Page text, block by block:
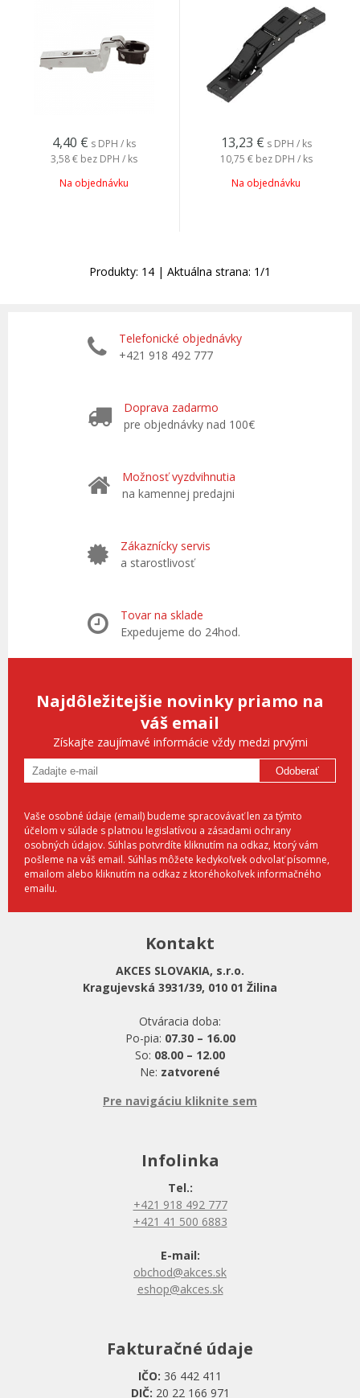
4,40 € s DPH / ks
3,58 € bez DPH / ks
Na objednávku
13,23 € s DPH / ks
10,75 € bez DPH / ks
Na objednávku
Produkty: 14 | Aktuálna strana: 1/1
Telefonické objednávky
+421 918 492 777
Doprava zadarmo
pre objednávky nad 100€
Možnosť vyzdvihnutia
na kamennej predajni
Zákaznícky servis
a starostlivosť
Tovar na sklade
Expedujeme do 24hod.
Najdôležitejšie novinky priamo na
váš email
Získajte zaujímavé informácie vždy medzi prvými
Odoberať
Vaše osobné údaje (email) budeme spracovávať len za týmto
účelom v súlade s platnou legislatívou a zásadami ochrany
osobných údajov. Súhlas potvrdíte kliknutím na odkaz, ktorý vám
pošleme na váš email. Súhlas môžete kedykoľvek odvolať písomne,
emailom alebo kliknutím na odkaz z ktoréhokoľvek informačného
emailu.
Kontakt
AKCES SLOVAKIA, s.r.o.
Kragujevská 3931/39, 010 01 Žilina
Otváracia doba:
Po-pia: 07.30 – 16.00
So: 08.00 – 12.00
Ne: zatvorené
Pre navigáciu kliknite sem
Infolinka
Tel.:
+421 918 492 777
+421 41 500 6883
E-mail:
obchod@akces.sk
eshop@akces.sk
Fakturačné údaje
IČO: 36 442 411
DIČ: 20 22 166 971